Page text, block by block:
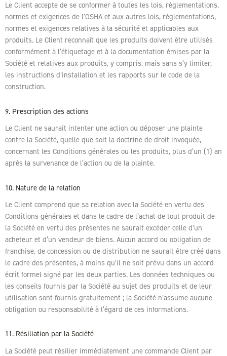
Le Client accepte de se conformer à toutes les lois, réglementations,
normes et exigences de l’OSHA et aux autres lois, réglementations,
normes et exigences relatives à la sécurité et applicables aux
produits. Le Client reconnaît que les produits doivent être utilisés
conformément à l’étiquetage et à la documentation émises par la
Société et relatives aux produits, y compris, mais sans s’y limiter,
les instructions d’installation et les rapports sur le code de la
construction.
9. Prescription des actions
Le Client ne saurait intenter une action ou déposer une plainte
contre la Société, quelle que soit la doctrine de droit invoquée,
concernant les Conditions générales ou les produits, plus d’un (1) an
après la survenance de l’action ou de la plainte.
10. Nature de la relation
Le Client comprend que sa relation avec la Société en vertu des
Conditions générales et dans le cadre de l’achat de tout produit de
la Société en vertu des présentes ne saurait excéder celle d’un
acheteur et d’un vendeur de biens. Aucun accord ou obligation de
franchise, de concession ou de distribution ne saurait être créé dans
le cadre des présentes, à moins qu’il ne soit prévu dans un accord
écrit formel signé par les deux parties. Les données techniques ou
les conseils fournis par la Société au sujet des produits et de leur
utilisation sont fournis gratuitement ; la Société n’assume aucune
obligation ou responsabilité à l’égard de ces informations.
11. Résiliation par la Société
La Société peut résilier immédiatement une commande Client par